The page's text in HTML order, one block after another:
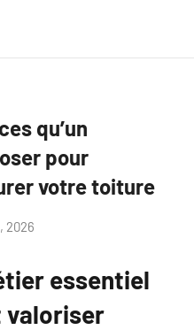
qu’un
pour
votre toiture
2026
essentiel
valoriser